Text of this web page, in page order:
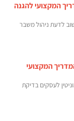
המקצועי להגנה
לדעת ניהול משבר
המקצועי
לעסקים בדיקת